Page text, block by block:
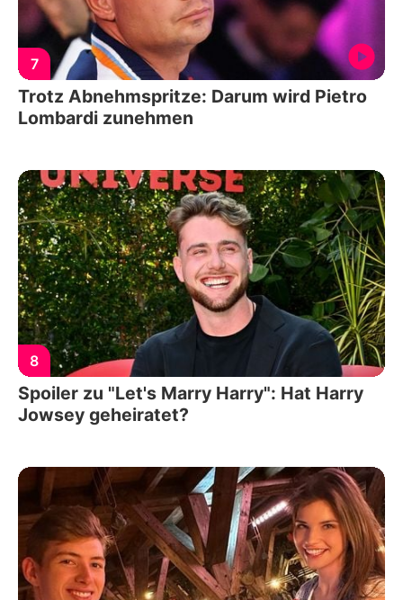
7
Trotz Abnehmspritze: Darum wird Pietro
Lombardi zunehmen
8
Spoiler zu "Let's Marry Harry": Hat Harry
Jowsey geheiratet?